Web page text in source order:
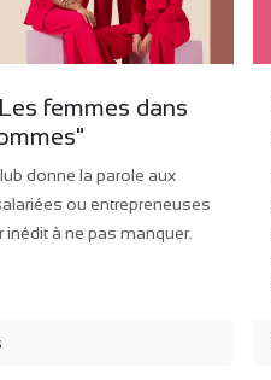
femmes dans
donne la parole aux
ou entrepreneuses
à ne pas manquer.